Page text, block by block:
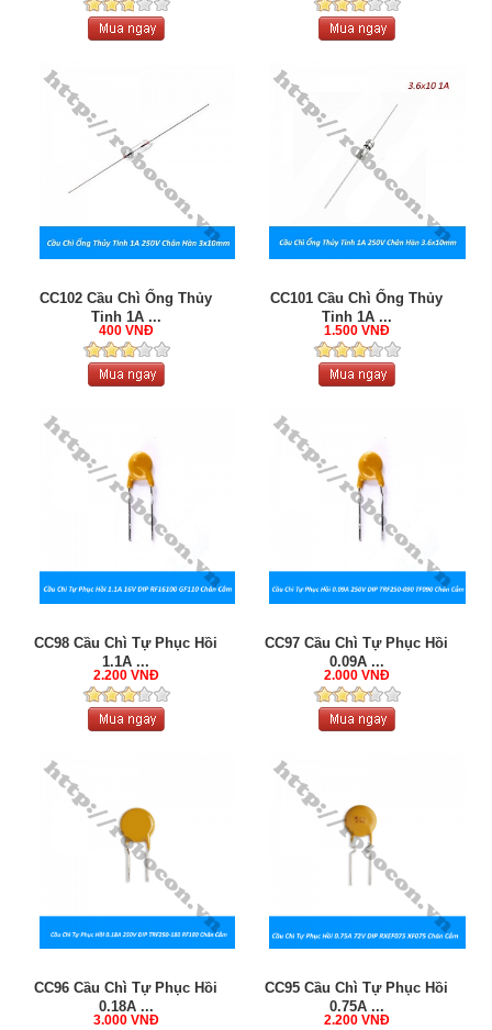
CC102 Cầu Chì Ống Thủy
Tinh 1A ...
400 VNĐ
CC101 Cầu Chì Ống Thủy
Tinh 1A ...
1.500 VNĐ
CC98 Cầu Chì Tự Phục Hồi
1.1A ...
2.200 VNĐ
CC97 Cầu Chì Tự Phục Hồi
0.09A ...
2.000 VNĐ
CC96 Cầu Chì Tự Phục Hồi
0.18A ...
3.000 VNĐ
CC95 Cầu Chì Tự Phục Hồi
0.75A ...
2.200 VNĐ